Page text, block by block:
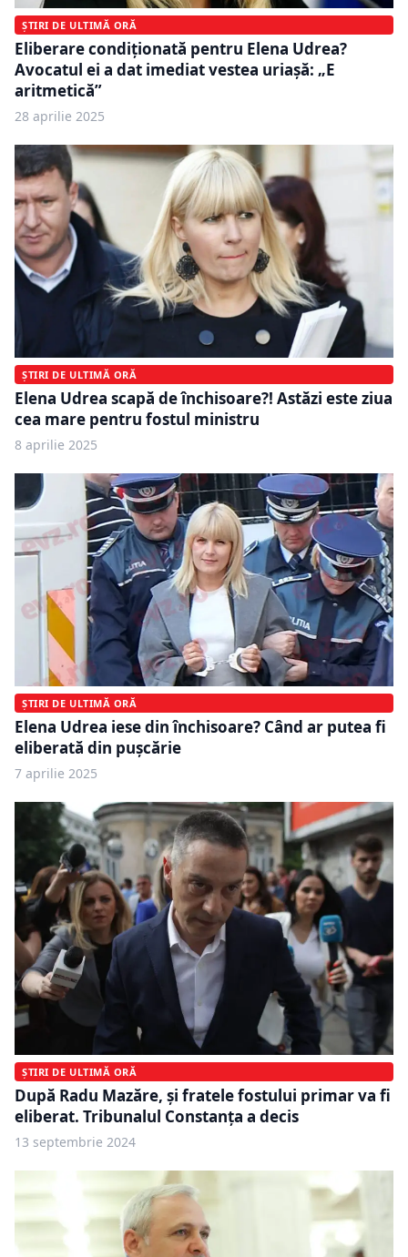
ȘTIRI DE ULTIMĂ ORĂ
Eliberare condiționată pentru Elena Udrea?
Avocatul ei a dat imediat vestea uriașă: „E
aritmetică”
28 aprilie 2025
ȘTIRI DE ULTIMĂ ORĂ
Elena Udrea scapă de închisoare?! Astăzi este ziua
cea mare pentru fostul ministru
8 aprilie 2025
ȘTIRI DE ULTIMĂ ORĂ
Elena Udrea iese din închisoare? Când ar putea fi
eliberată din pușcărie
7 aprilie 2025
ȘTIRI DE ULTIMĂ ORĂ
După Radu Mazăre, și fratele fostului primar va fi
eliberat. Tribunalul Constanța a decis
13 septembrie 2024